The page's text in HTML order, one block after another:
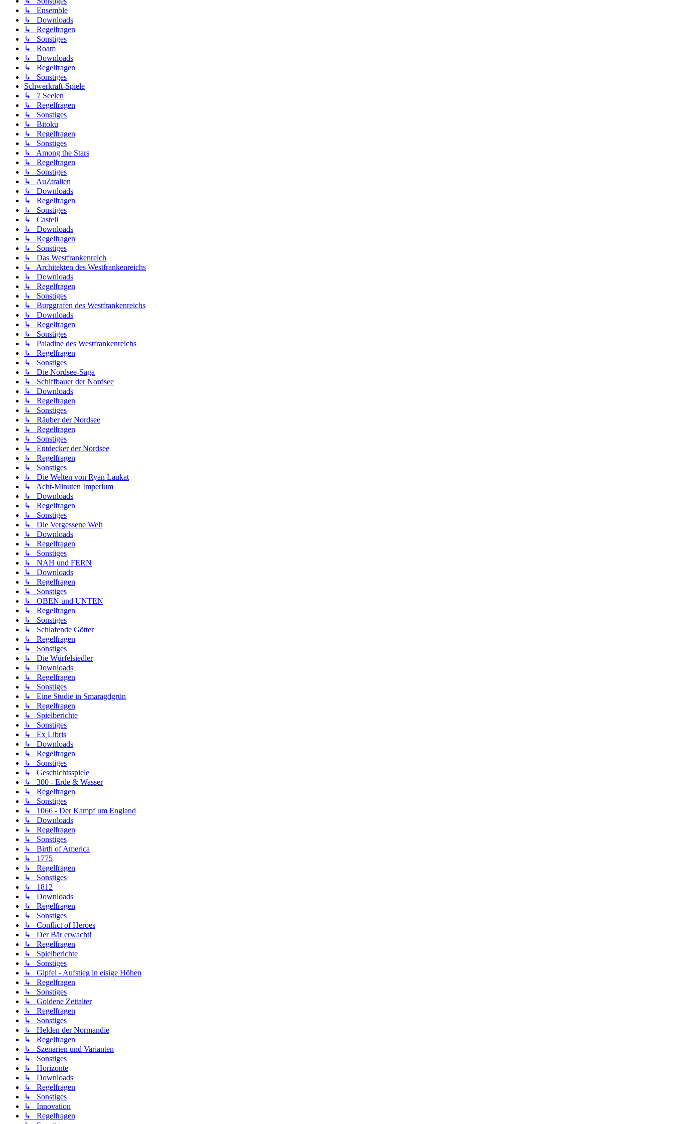
↳ Ensemble
↳ Downloads
↳ Regelfragen
↳ Sonstiges
↳ Roam
↳ Downloads
↳ Regelfragen
↳ Sonstiges
Schwerkraft-Spiele
↳ 7 Seelen
↳ Regelfragen
↳ Sonstiges
↳ Bitoku
↳ Regelfragen
↳ Sonstiges
↳ Among the Stars
↳ Regelfragen
↳ Sonstiges
↳ AuZtralien
↳ Downloads
↳ Regelfragen
↳ Sonstiges
↳ Castell
↳ Downloads
↳ Regelfragen
↳ Sonstiges
↳ Das Westfrankenreich
↳ Architekten des Westfrankenreichs
↳ Downloads
↳ Regelfragen
↳ Sonstiges
↳ Burggrafen des Westfrankenreichs
↳ Downloads
↳ Regelfragen
↳ Sonstiges
↳ Paladine des Westfrankenreichs
↳ Regelfragen
↳ Sonstiges
↳ Die Nordsee-Saga
↳ Schiffbauer der Nordsee
↳ Downloads
↳ Regelfragen
↳ Sonstiges
↳ Räuber der Nordsee
↳ Regelfragen
↳ Sonstiges
↳ Entdecker der Nordsee
↳ Regelfragen
↳ Sonstiges
↳ Die Welten von Ryan Laukat
↳ Acht-Minuten Imperium
↳ Downloads
↳ Regelfragen
↳ Sonstiges
↳ Die Vergessene Welt
↳ Downloads
↳ Regelfragen
↳ Sonstiges
↳ NAH und FERN
↳ Downloads
↳ Regelfragen
↳ Sonstiges
↳ OBEN und UNTEN
↳ Regelfragen
↳ Sonstiges
↳ Schlafende Götter
↳ Regelfragen
↳ Sonstiges
↳ Die Würfelsiedler
↳ Downloads
↳ Regelfragen
↳ Sonstiges
↳ Eine Studie in Smaragdgrün
↳ Regelfragen
↳ Spielberichte
↳ Sonstiges
↳ Ex Libris
↳ Downloads
↳ Regelfragen
↳ Sonstiges
↳ Geschichtsspiele
↳ 300 - Erde & Wasser
↳ Regelfragen
↳ Sonstiges
↳ 1066 - Der Kampf um England
↳ Downloads
↳ Regelfragen
↳ Sonstiges
↳ Birth of America
↳ 1775
↳ Regelfragen
↳ Sonstiges
↳ 1812
↳ Downloads
↳ Regelfragen
↳ Sonstiges
↳ Conflict of Heroes
↳ Der Bär erwacht!
↳ Regelfragen
↳ Spielberichte
↳ Sonstiges
↳ Gipfel - Aufstieg in eisige Höhen
↳ Regelfragen
↳ Sonstiges
↳ Goldene Zeitalter
↳ Regelfragen
↳ Sonstiges
↳ Helden der Normandie
↳ Regelfragen
↳ Szenarien und Varianten
↳ Sonstiges
↳ Horizonte
↳ Downloads
↳ Regelfragen
↳ Sonstiges
↳ Innovation
↳ Regelfragen